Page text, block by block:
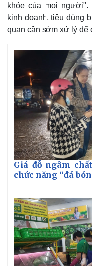
Bất động sản
Khởi nghiệp
khỏe của mọi
kinh doanh, tiêu dùng
quan cần sớm xử lý để
Giá đỗ ngâm
chức năng “đá